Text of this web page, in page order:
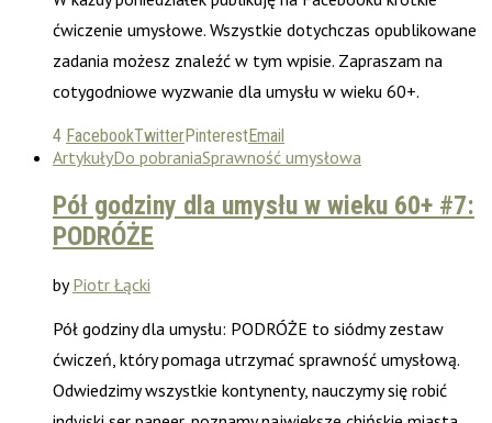
ćwiczenie umysłowe. Wszystkie dotychczas opublikowane
zadania możesz znaleźć w tym wpisie. Zapraszam na
cotygodniowe wyzwanie dla umysłu w wieku 60+.
4 FacebookTwitterPinterestEmail
ArtykułyDo pobraniaSprawność umysłowa
Pół godziny dla umysłu w wieku 60+ #7:
PODRÓŻE
byPiotr Łącki
Pół godziny dla umysłu: PODRÓŻE to siódmy zestaw
ćwiczeń, który pomaga utrzymać sprawność umysłową.
Odwiedzimy wszystkie kontynenty, nauczymy się robić